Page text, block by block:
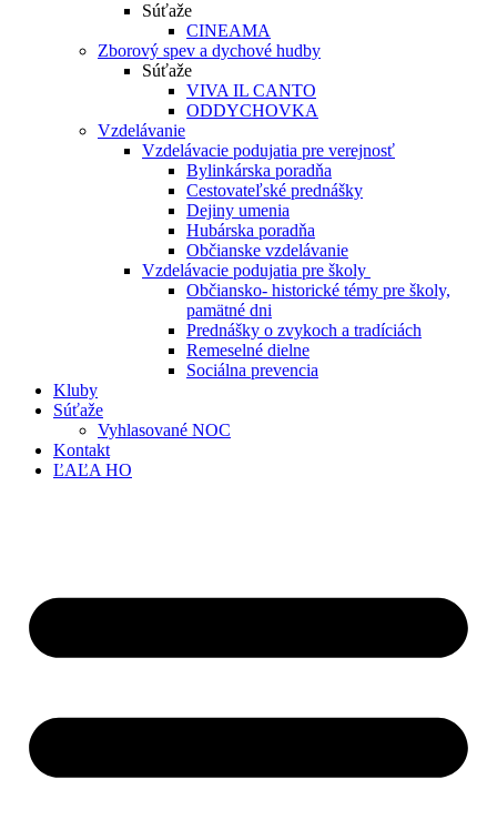
Súťaže
CINEAMA
Zborový spev a dychové hudby
Súťaže
VIVA IL CANTO
ODDYCHOVKA
Vzdelávanie
Vzdelávacie podujatia pre verejnosť
Bylinkárska poradňa
Cestovateľské prednášky
Dejiny umenia
Hubárska poradňa
Občianske vzdelávanie
Vzdelávacie podujatia pre školy
Občiansko- historické témy pre školy,
pamätné dni
Prednášky o zvykoch a tradíciách
Remeselné dielne
Sociálna prevencia
Kluby
Súťaže
Vyhlasované NOC
Kontakt
ĽAĽA HO